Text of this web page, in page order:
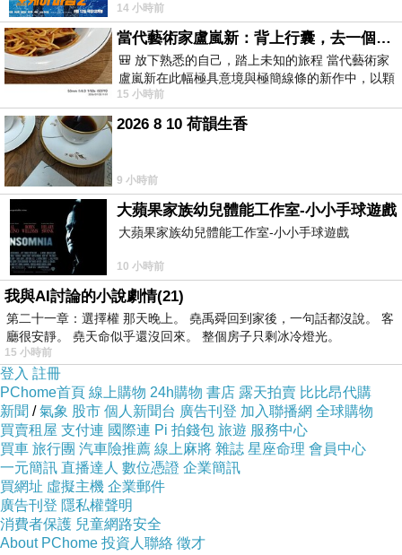
劇本 申鉉成 主演 嚴正化 朴誠雄
14 小時前
當代藝術家盧嵐新：背上行囊，去一個沒有人認識你的地方——看風景，也遇見渴望出發的自己
🎒 放下熟悉的自己，踏上未知的旅程 當代藝術家
盧嵐新在此幅極具意境與極簡線條的新作中，以顆
粒感豐富的灰綠粗糙背景，搭配凝練且具
15 小時前
2026 8 10 荷韻生香
9 小時前
大蘋果家族幼兒體能工作室-小小手球遊戲
大蘋果家族幼兒體能工作室-小小手球遊戲
10 小時前
我與AI討論的小說劇情(21)
第二十一章：選擇權 那天晚上。 堯禹舜回到家後，一句話都沒說。 客
廳很安靜。 堯天命似乎還沒回來。 整個房子只剩冰冷燈光。
15 小時前
登入 註冊
PChome首頁 線上購物 24h購物 書店 露天拍賣 比比昂代購
新聞 /氣象 股市 個人新聞台 廣告刊登 加入聯播網 全球購物
買賣租屋 支付連 國際連 Pi 拍錢包 旅遊 服務中心
買車 旅行團 汽車險推薦 線上麻將 雜誌 星座命理 會員中心
一元簡訊 直播達人 數位憑證 企業簡訊
買網址 虛擬主機 企業郵件
廣告刊登 隱私權聲明
消費者保護 兒童網路安全
About PChome 投資人聯絡 徵才